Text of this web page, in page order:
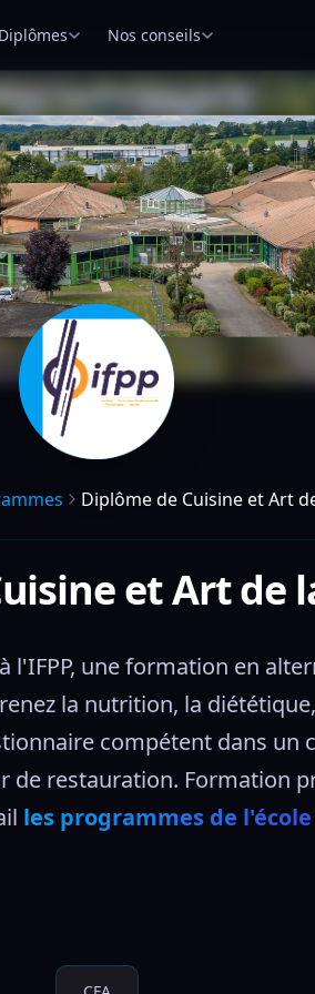
Diplômes Nos conseils
Diplôme de Cuisine et Art
et Art de
l'IFPP, une formation en
la nutrition, la
compétent dans un
restauration. Formation
les programmes de l'école